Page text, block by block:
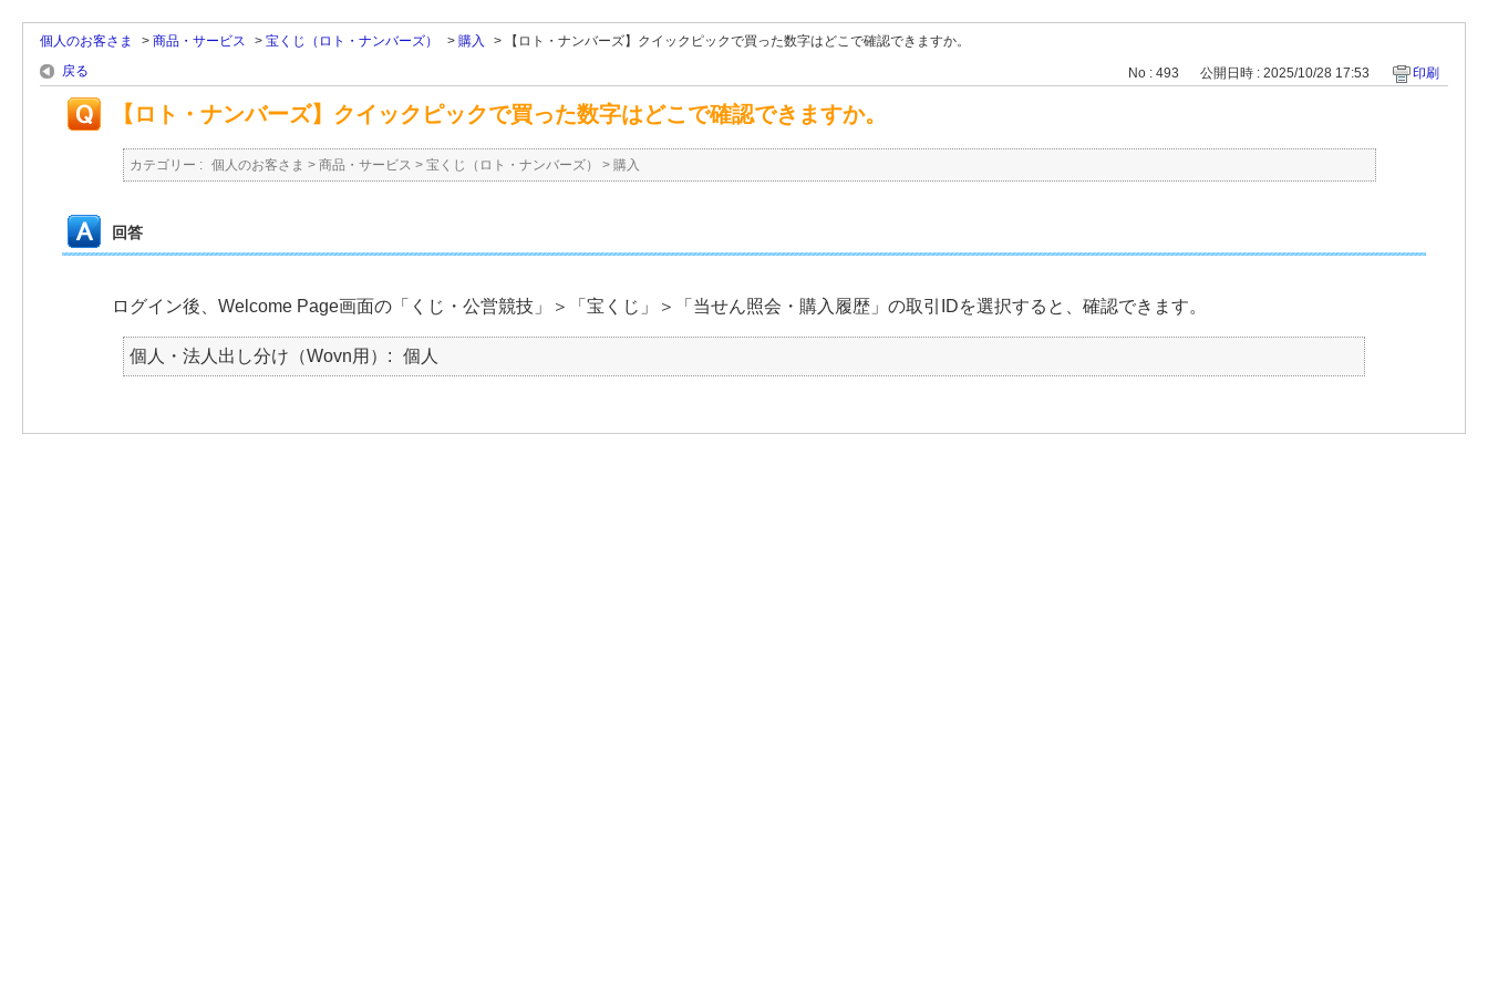
個人のお客さま > 商品・サービス > 宝くじ（ロト・ナンバーズ） > 購入 >
【ロト・ナンバーズ】クイックピックで買った数字はどこで確認できますか。
戻る
No : 493 公開日時 : 2025/10/28 17:53 印刷
【ロト・ナンバーズ】クイックピックで買った数字はどこで確認できますか。
カテゴリー : 個人のお客さま > 商品・サービス > 宝くじ（ロト・ナンバーズ） > 購入
回答
ログイン後、Welcome Page画面の「くじ・公営競技」＞「宝くじ」＞「当せん照会・購入履歴」の取引IDを選択すると、確認できます。
個人・法人出し分け（Wovn用） 個人